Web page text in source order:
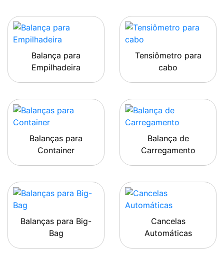
Balança para
Empilhadeira
Tensiômetro para
cabo
Balanças para
Container
Balança de
Carregamento
Balanças para Big-
Bag
Cancelas
Automáticas